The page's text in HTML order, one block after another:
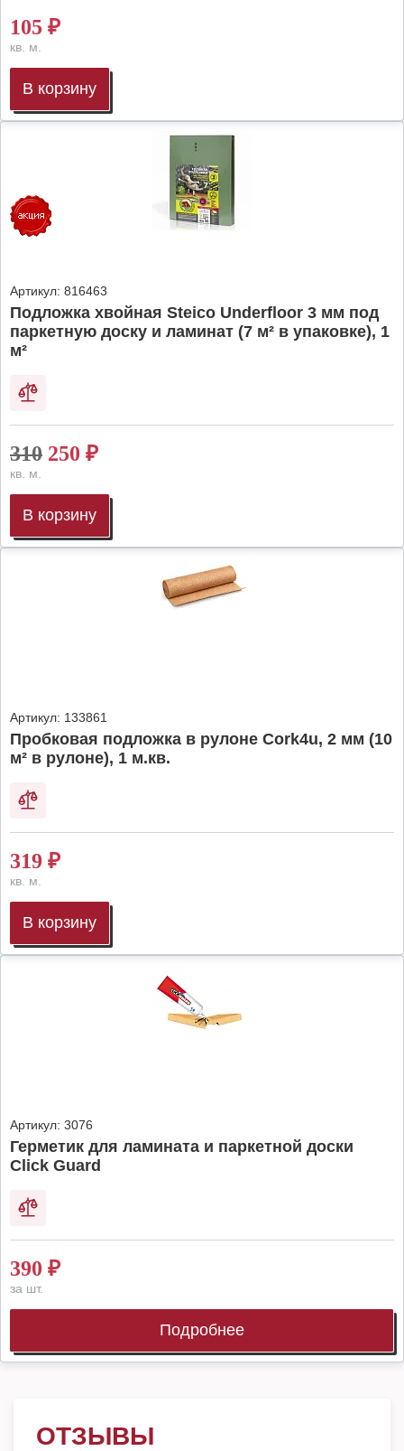
105 ₽
кв. м.
В корзину
Артикул: 816463
Подложка хвойная Steico Underfloor 3 мм под
паркетную доску и ламинат (7 м² в упаковке), 1
м²
310 250 ₽
кв. м.
В корзину
Артикул: 133861
Пробковая подложка в рулоне Cork4u, 2 мм (10
м² в рулоне), 1 м.кв.
319 ₽
кв. м.
В корзину
Артикул: 3076
Герметик для ламината и паркетной доски
Click Guard
390 ₽
за шт.
Подробнее
ОТЗЫВЫ